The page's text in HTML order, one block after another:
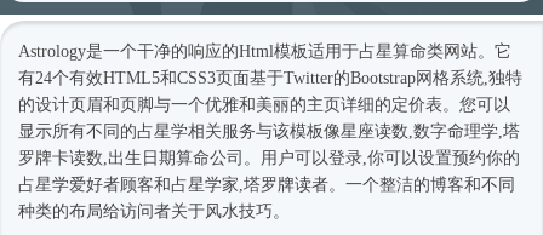
Astrology是一个干净的响应的Html模板适用于占星算命类网站。它
有24个有效HTML5和CSS3页面基于Twitter的Bootstrap网格系统,独特
的设计页眉和页脚与一个优雅和美丽的主页详细的定价表。您可以
显示所有不同的占星学相关服务与该模板像星座读数,数字命理学,塔
罗牌卡读数,出生日期算命公司。用户可以登录,你可以设置预约你的
占星学爱好者顾客和占星学家,塔罗牌读者。一个整洁的博客和不同
种类的布局给访问者关于风水技巧。